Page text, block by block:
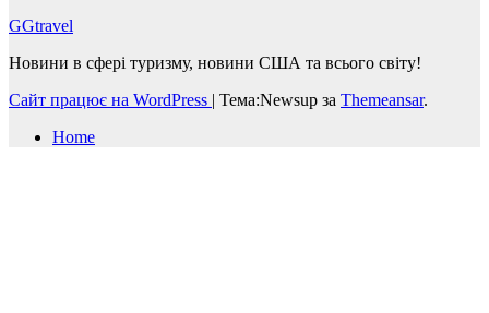
GGtravel
Новини в сфері туризму, новини США та всього світу!
Сайт працює на WordPress
Тема:Newsup за Themeansar.
Home